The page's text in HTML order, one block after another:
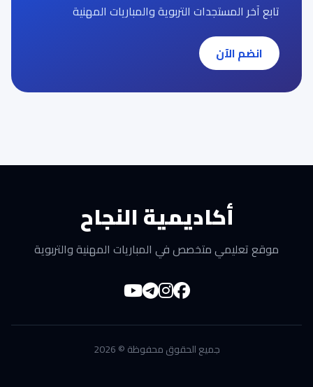
تابع آخر المستجدات التربوية والمباريات المهنية
انضم الآن
أكاديمية النجاح
موقع تعليمي متخصص في المباريات المهنية والتربوية
جميع الحقوق محفوظة © 2026